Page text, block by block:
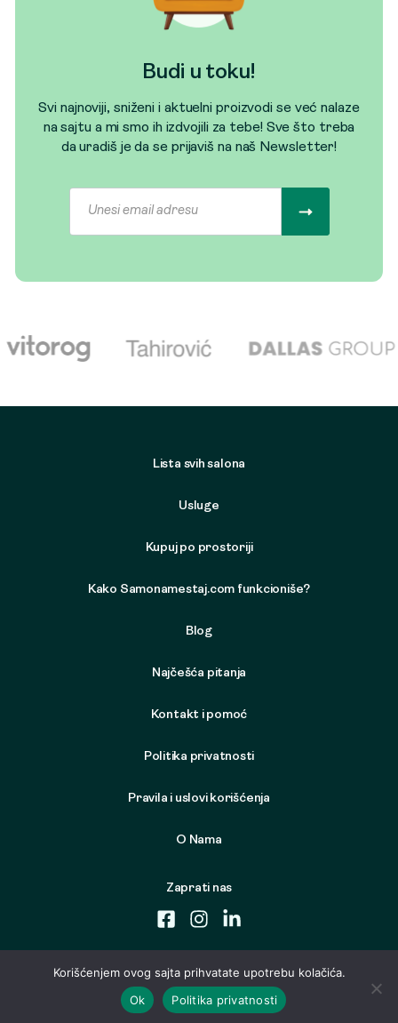
Budi u toku!
Svi najnoviji, sniženi i aktuelni proizvodi se već nalaze
na sajtu a mi smo ih izdvojili za tebe! Sve što treba
da uradiš je da se prijaviš na naš Newsletter!
Lista svih salona
Usluge
Kupuj po prostoriji
Kako Samonamestaj.com funkcioniše?
Blog
Najčešća pitanja
Kontakt i pomoć
Politika privatnosti
Pravila i uslovi korišćenja
O Nama
Zaprati nas
© 2026 Samo Nameštaj. Sva prava zadržana. Developed by
Korišćenjem ovog sajta prihvatate upotrebu kolačića.
Ok
Politika privatnosti